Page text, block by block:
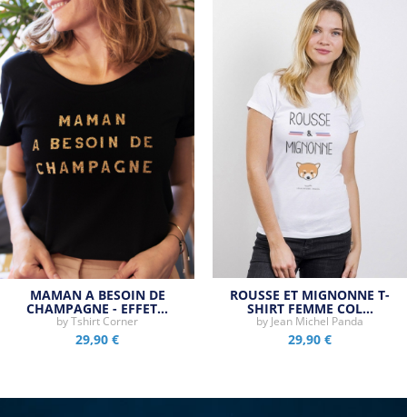
MAMAN A BESOIN DE
CHAMPAGNE - EFFET…
byTshirt Corner
29,90 €
ROUSSE ET MIGNONNE T-
SHIRT FEMME COL…
by Jean Michel Panda
29,90 €